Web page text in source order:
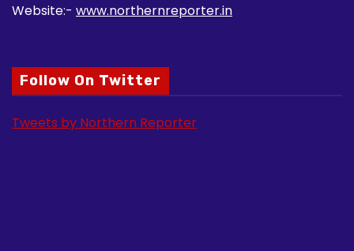
Website:- www.northernreporter.in
Follow On Twitter
Tweets by Northern Reporter